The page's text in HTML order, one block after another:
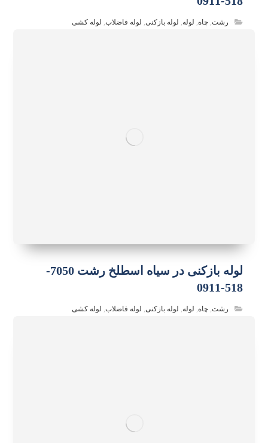
رشت,چاه, لوله, لوله بازکنی, لوله فاضلاب, لوله کشی
لوله بازکنی در سیاه اسطلخ رشت 7050-
518-0911
رشت ,چاه لوله لوله بازکنی لوله فاضلاب لوله کشی